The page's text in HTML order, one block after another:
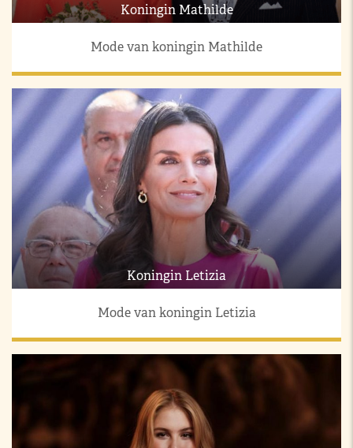
Koningin Mathilde
Mode van koningin Mathilde
Koningin Letizia
Mode van koningin Letizia